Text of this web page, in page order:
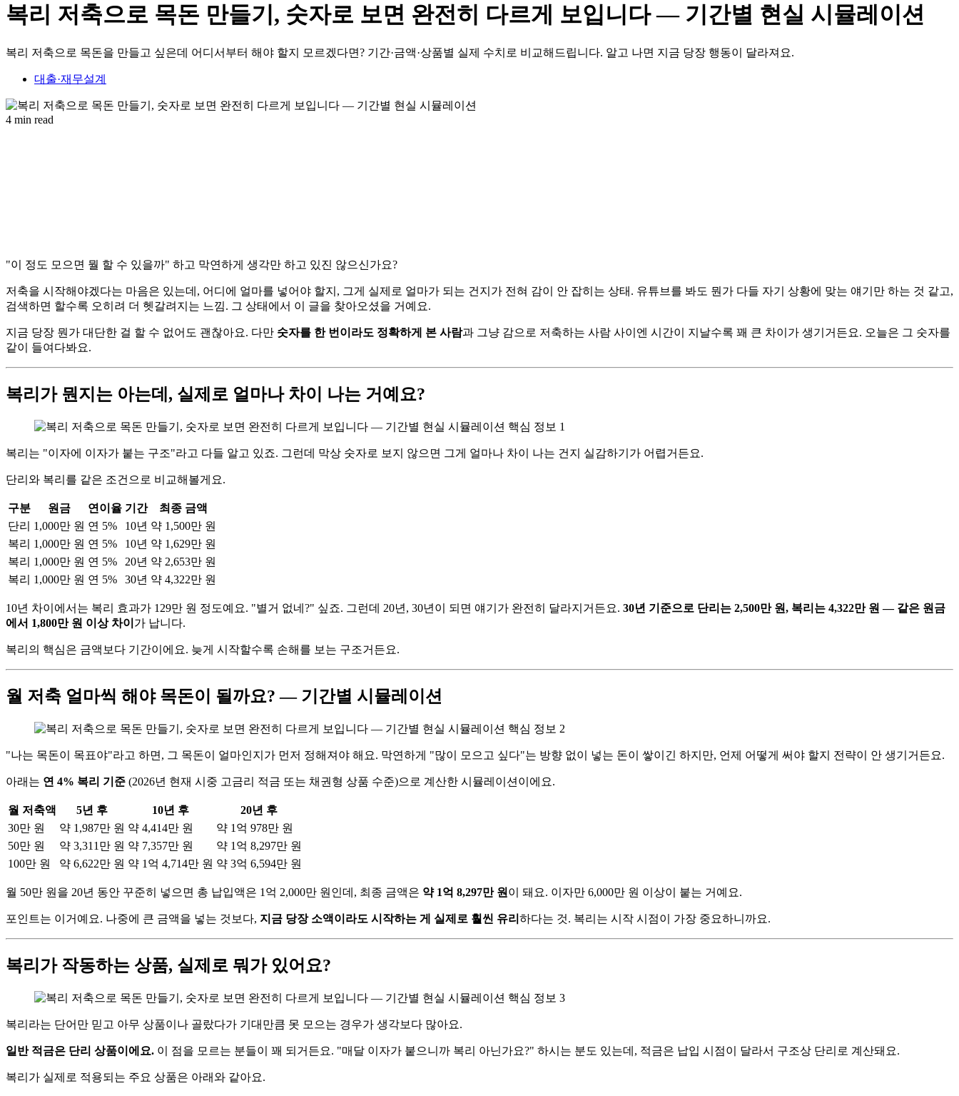
복리 저축으로 목돈 만들기, 숫자로 보면 완전히 다르게 보입니다 — 기간별 현실 시뮬레이션
복리 저축으로 목돈을 만들고 싶은데 어디서부터 해야 할지 모르겠다면? 기간·금액·상품별 실제 수치로 비교해드립니다. 알고 나면 지금 당장 행동이 달라져요.
대출·재무설계
4 min read
"이 정도 모으면 뭘 할 수 있을까" 하고 막연하게 생각만 하고 있진 않으신가요?
저축을 시작해야겠다는 마음은 있는데, 어디에 얼마를 넣어야 할지, 그게 실제로 얼마가 되는 건지가 전혀 감이 안 잡히는 상태. 유튜브를 봐도 뭔가 다들 자기 상황에 맞는 얘기만 하는 것 같고,
검색하면 할수록 오히려 더 헷갈려지는 느낌. 그 상태에서 이 글을 찾아오셨을 거예요.
지금 당장 뭔가 대단한 걸 할 수 없어도 괜찮아요. 다만 숫자를 한 번이라도 정확하게 본 사람과 그냥 감으로 저축하는 사람 사이엔 시간이 지날수록 꽤 큰 차이가 생기거든요. 오늘은 그 숫자를
같이 들여다봐요.
복리가 뭔지는 아는데, 실제로 얼마나 차이 나는 거예요?
복리는 "이자에 이자가 붙는 구조"라고 다들 알고 있죠. 그런데 막상 숫자로 보지 않으면 그게 얼마나 차이 나는 건지 실감하기가 어렵거든요.
단리와 복리를 같은 조건으로 비교해볼게요.
구분 원금 연이율 기간
최종 금액
단리 1,000만 원 연 5% 10년 약 1,500만 원
복리 1,000만 원 연 5% 10년 약 1,629만 원
복리 1,000만 원 연 5% 20년 약 2,653만 원
복리 1,000만 원 연 5% 30년 약 4,322만 원
10년 차이에서는 복리 효과가 129만 원 정도예요. "별거 없네?" 싶죠. 그런데 20년, 30년이 되면 얘기가 완전히 달라지거든요. 30년 기준으로 단리는 2,500만 원, 복리는 4,322만 원 — 같은 원금
에서 1,800만 원 이상 차이 가 납니다.
복리의 핵심은 금액보다 기간이에요. 늦게 시작할수록 손해를 보는 구조거든요.
월 저축 얼마씩 해야 목돈이 될까요? — 기간별 시뮬레이션
"나는 목돈이 목표야"라고 하면, 그 목돈이 얼마인지가 먼저 정해져야 해요. 막연하게 "많이 모으고 싶다"는 방향 없이 넣는 돈이 쌓이긴 하지만, 언제 어떻게 써야 할지 전략이 안 생기거든요.
아래는 연 4% 복리 기준 (2026년 현재 시중 고금리 적금 또는 채권형 상품 수준)으로 계산한 시뮬레이션이에요.
월 저축액 5년 후 10년 후
20년 후
30만 원
약 1,987만 원 약 4,414만 원
약 1억 978만 원
50만 원
약 3,311만 원 약 7,357만 원
약 1억 8,297만 원
100만 원
약 6,622만 원 약 1억 4,714만 원 약 3억 6,594만 원
월 50만 원을 20년 동안 꾸준히 넣으면 총 납입액은 1억 2,000만 원인데, 최종 금액은 약 1억 8,297만 원 이 돼요. 이자만 6,000만 원 이상이 붙는 거예요.
포인트는 이거예요. 나중에 큰 금액을 넣는 것보다, 지금 당장 소액이라도 시작하는 게 실제로 훨씬 유리 하다는 것. 복리는 시작 시점이 가장 중요하니까요.
복리가 작동하는 상품, 실제로 뭐가 있어요?
복리라는 단어만 믿고 아무 상품이나 골랐다가 기대만큼 못 모으는 경우가 생각보다 많아요.
일반 적금은 단리 상품이에요. 이 점을 모르는 분들이 꽤 되거든요. "매달 이자가 붙으니까 복리 아닌가요?" 하시는 분도 있는데, 적금은 납입 시점이 달라서 구조상 단리로 계산돼요.
복리가 실제로 적용되는 주요 상품은 아래와 같아요.